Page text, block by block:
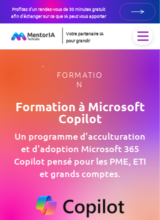
Profitez d'un rendez-vous de 30 minutes gratuit
afin d'échanger sur ce que IA peut vous apporter
Votre partenaire IA
pour grandir
FORMATIO
N
Formation à Microsoft
Copilot
Un programme d'acculturation
et d'adoption Microsoft 365
Copilot pensé pour les PME, ETI
et grands comptes.